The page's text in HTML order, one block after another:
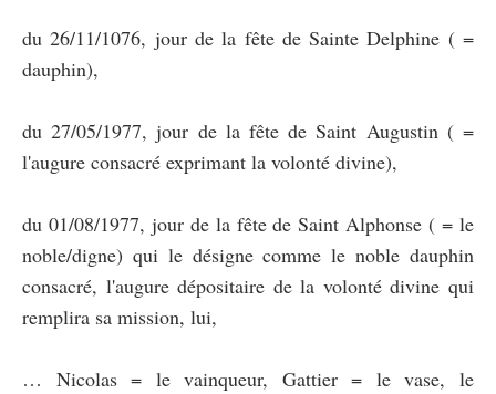
du 26/11/1076, jour de la fête de Sainte Delphine ( =
dauphin),
du 27/05/1977, jour de la fête de Saint Augustin ( =
l'augure consacré exprimant la volonté divine),
du 01/08/1977, jour de la fête de Saint Alphonse ( = le
noble/digne) qui le désigne comme le noble dauphin
consacré, l'augure dépositaire de la volonté divine qui
remplira sa mission, lui,
… Nicolas = le vainqueur, Gattier = le vase, le